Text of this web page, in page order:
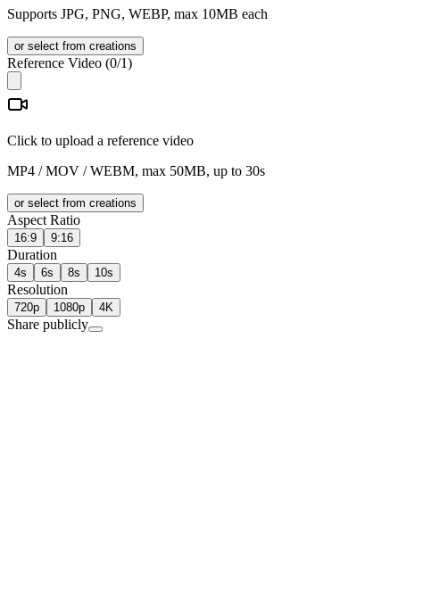
Supports JPG, PNG, WEBP, max 10MB each
or select from creations
Reference Video (0/1)
Click to upload a reference video
MP4 / MOV / WEBM, max 50MB, up to 30s
or select from creations
Aspect Ratio
16:9 9:16
Duration
4s 6s 8s 10s
Resolution
720p 1080p 4K
Share publicly